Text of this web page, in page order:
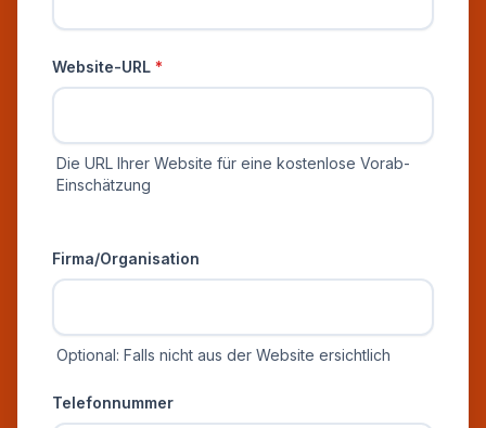
Website-URL *
Die URL Ihrer Website für eine kostenlose Vorab-
Einschätzung
Firma/Organisation
Optional: Falls nicht aus der Website ersichtlich
Telefonnummer